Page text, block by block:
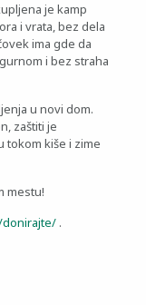
je kamp
i vrata, bez dela
ima gde da
i bez straha
u novi dom.
zaštiti je
tokom kiše i zime
mestu!
.